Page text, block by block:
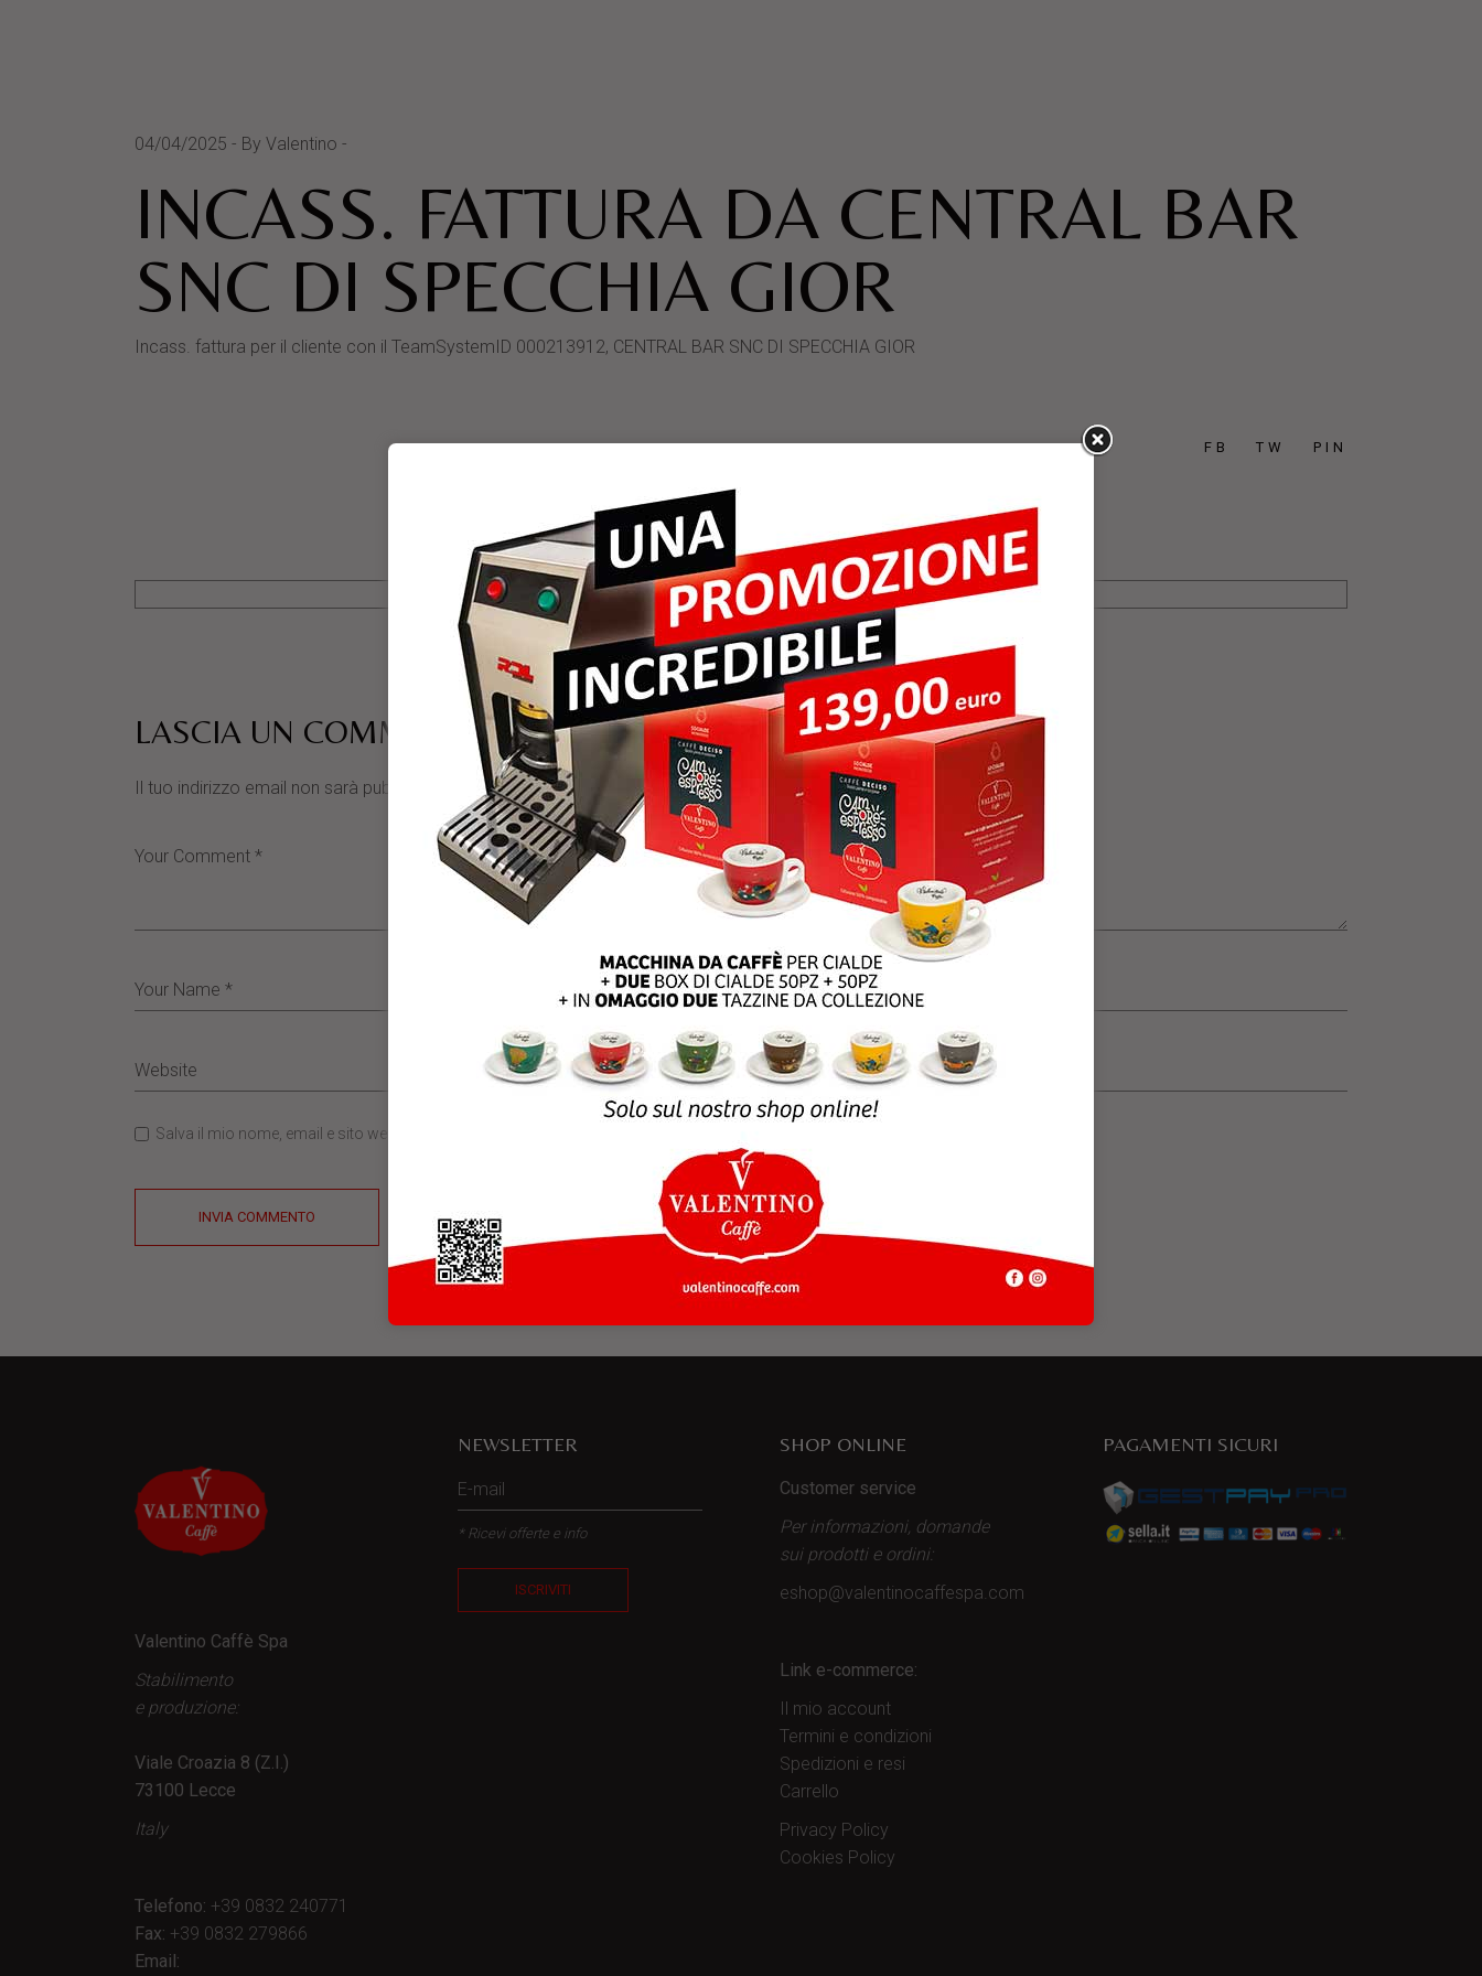
04/04/2025 By Valentino
INCASS. FATTURA DA CENTRAL BAR
SNC DI SPECCHIA GIOR
Incass. fattura per il cliente con il TeamSystemID 000213912, CENTRAL BAR SNC DI SPECCHIA GIOR
FB TW PIN
LASCIA UN COMMENTO
Il tuo indirizzo email non sarà pubblicato. I campi obbligatori sono contrassegnati
Salva il mio nome, email e sito web in questo browser per la prossima volta che commento.
INVIA COMMENTO
Valentino Caffè Spa
Stabilimento
e produzione:
Viale Croazia 8 (Z.I.)
73100 Lecce
Italy
Telefono: +39 0832 240771
Fax: +39 0832 279866
Email:
NEWSLETTER
* Ricevi offerte e info
ISCRIVITI
SHOP ONLINE
Customer service
Per informazioni, domande
sui prodotti e ordini:
eshop@valentinocaffespa.com
Link e-commerce:
Il mio account
Termini e condizioni
Spedizioni e resi
Carrello
Privacy Policy
Cookies Policy
PAGAMENTI SICURI